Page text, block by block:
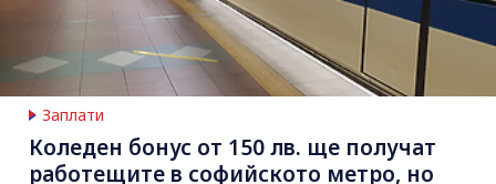
Заплати
Коледен бонус от 150 лв. ще получат
работещите в софийското метро, но